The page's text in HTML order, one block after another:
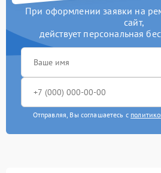
При оформлении заявки на
сайт,
действует персональная
Отправляя, Вы соглашаетесь с